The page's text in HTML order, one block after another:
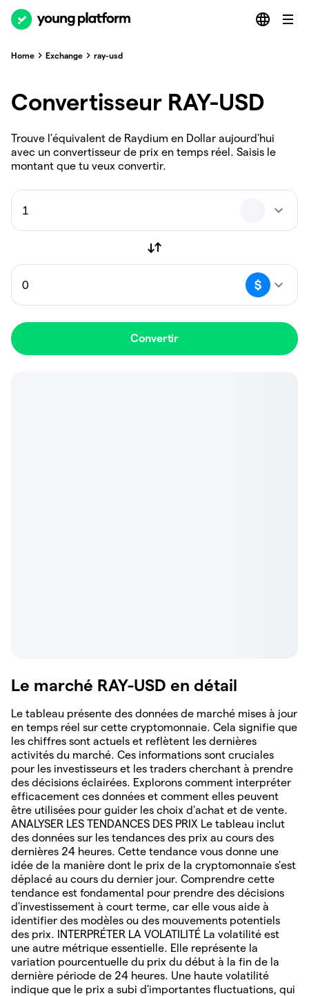
Home Exchange ray-usd
Convertisseur RAY-USD
Trouve l'équivalent de Raydium en Dollar aujourd'hui
avec un convertisseur de prix en temps réel. Saisis le
montant que tu veux convertir.
Convertir
Le marché RAY-USD en détail
Le tableau présente des données de marché mises à jour
en temps réel sur cette cryptomonnaie. Cela signifie que
les chiffres sont actuels et reflètent les dernières
activités du marché. Ces informations sont cruciales
pour les investisseurs et les traders cherchant à prendre
des décisions éclairées. Explorons comment interpréter
efficacement ces données et comment elles peuvent
être utilisées pour guider les choix d'achat et de vente.
ANALYSER LES TENDANCES DES PRIX Le tableau inclut
des données sur les tendances des prix au cours des
dernières 24 heures. Cette tendance vous donne une
idée de la manière dont le prix de la cryptomonnaie s'est
déplacé au cours du dernier jour. Comprendre cette
tendance est fondamental pour prendre des décisions
d'investissement à court terme, car elle vous aide à
identifier des modèles ou des mouvements potentiels
des prix. INTERPRÉTER LA VOLATILITÉ La volatilité est
une autre métrique essentielle. Elle représente la
variation pourcentuelle du prix du début à la fin de la
dernière période de 24 heures. Une haute volatilité
indique que le prix a subi d'importantes fluctuations, qui